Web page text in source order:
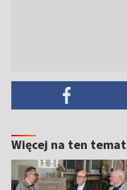
Więcej na ten temat